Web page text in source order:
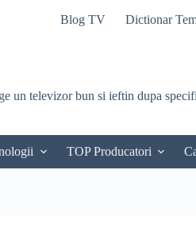
Blog TV Dictionar
un televizor bun si ieftin dupa
TOP Producatori